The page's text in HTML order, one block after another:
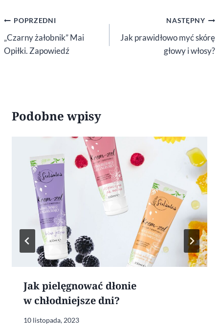
Nawigacja
wpisu
POPRZEDNI
„Czarny żałobnik” Mai
Opiłki. Zapowiedź
NASTĘPNY
Jak prawidłowo myć skórę
głowy i włosy?
Podobne wpisy
Jak pielęgnować dłonie
w chłodniejsze dni?
10 listopada, 2023